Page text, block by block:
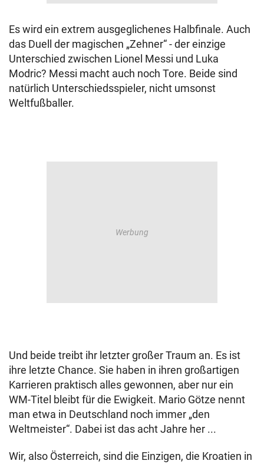
Es wird ein extrem ausgeglichenes Halbfinale. Auch
das Duell der magischen „Zehner“ - der einzige
Unterschied zwischen Lionel Messi und Luka
Modric? Messi macht auch noch Tore. Beide sind
natürlich Unterschiedsspieler, nicht umsonst
Weltfußballer.
Und beide treibt ihr letzter großer Traum an. Es ist
ihre letzte Chance. Sie haben in ihren großartigen
Karrieren praktisch alles gewonnen, aber nur ein
WM-Titel bleibt für die Ewigkeit. Mario Götze nennt
man etwa in Deutschland noch immer „den
Weltmeister“. Dabei ist das acht Jahre her ...
Wir, also Österreich, sind die Einzigen, die Kroatien in